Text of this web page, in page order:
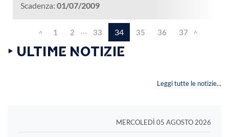
Scadenza: 01/07/2009
< 1 2 … 33 34 35 36 37 >
‣ ULTIME NOTIZIE
Leggi tutte le notizie...
MERCOLEDÌ 05 AGOSTO 2026